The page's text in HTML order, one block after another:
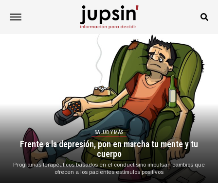
SALUD Y MÁS
Frente a la depresión, pon en marcha tu mente y tu
cuerpo
Programas terapéuticos basados en el conductismo impulsan cambios que
ofrecen a los pacientes estímulos positivos